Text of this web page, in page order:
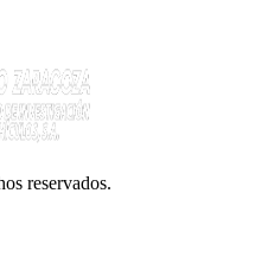
reservados.